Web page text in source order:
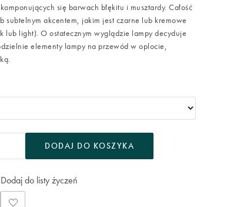
się barwach błękitu i musztardy. Całość
subtelnym akcentem, jakim jest czarne lub kremowe
lub light). O ostatecznym wyglądzie lampy decyduje
elementy lampy na przewód w oplocie,
DODAJ DO KOSZYKA
Dodaj do listy życzeń